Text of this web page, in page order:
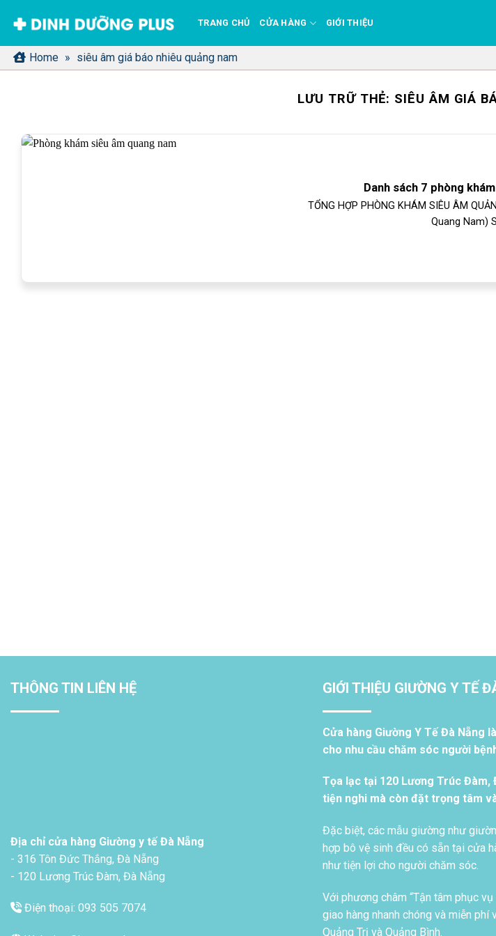
qua
nội
dung
TRANG CHỦ CỬA HÀNG GIỚI THIỆU
Home » siêu âm giá báo nhiêu quảng nam
LƯU TRỮ THẺ: SIÊU ÂM GIÁ
Danh sách 7 phòng
TỔNG HỢP PHÒNG KHÁM SIÊU ÂM
Quang Nam)
THÔNG TIN LIÊN HỆ
Địa chỉ cửa hàng Giường y tế Đà Nẵng
- 316 Tôn Đức Thắng, Đà Nẵng
- 120 Lương Trúc Đàm, Đà Nẵng
Điện thoại: 093 505 7074
GIỚI THIỆU GIƯỜNG Y TẾ
Cửa hàng Giường Y Tế Đà Nẵng
cho nhu cầu chăm sóc người
Tọa lạc tại 120 Lương Trúc Đàm,
tiện nghi mà còn đặt trọng tâm
Đặc biệt, các mẫu giường như
hợp bô vệ sinh đều có sẵn tại cửa
như tiện lợi cho người chăm sóc.
Với phương châm “Tận tâm phục
giao hàng nhanh chóng và miễn phí
Quảng Trị và Quảng Bình.